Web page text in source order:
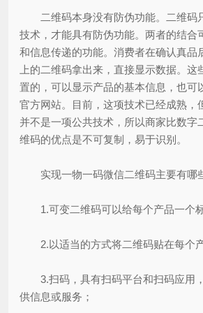
二维码本身没有防伪功能。二维码
技术，才能具有防伪功能。两者的结合
和信息传递的功能。消费者在确认真品
上的二维码拿出来，直接显示数据。这
置的，可以显示产品的基本信息，也可
官方网站。目前，这项技术已经成熟，
并不是一项公共技术，所以商家比数字
维码的优点是不可复制，易于识别。
实现一物一码微信二维码主要有哪
1.可变二维码可以给每个产品一个标
2.以适当的方式将二维码贴在每个产
3.扫码，具有扫码平台和扫码应用
供信息或服务；